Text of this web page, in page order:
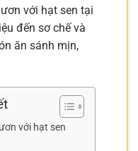
với hạt sen tại
đến sơ chế và
ăn sánh mịn,
với hạt sen